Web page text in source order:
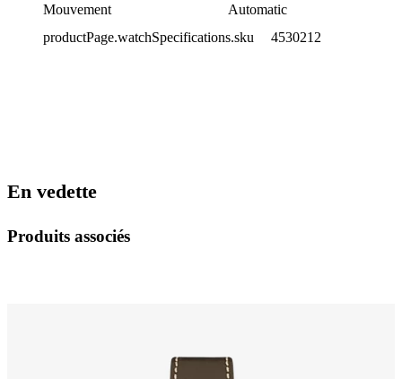
Mouvement
Automatic
productPage.watchSpecifications.sku
4530212
En vedette
Produits associés